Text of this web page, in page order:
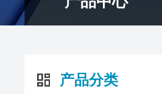
产品分类